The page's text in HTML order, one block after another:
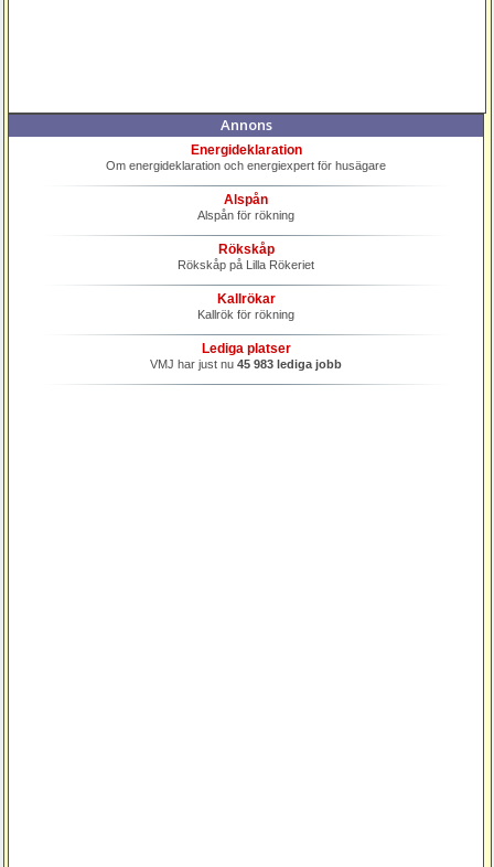
Annons
Energideklaration
Om energideklaration och energiexpert för husägare
Alspån
Alspån för rökning
Rökskåp
Rökskåp på Lilla Rökeriet
Kallrökar
Kallrök för rökning
Lediga platser
VMJ har just nu45 983 lediga jobb